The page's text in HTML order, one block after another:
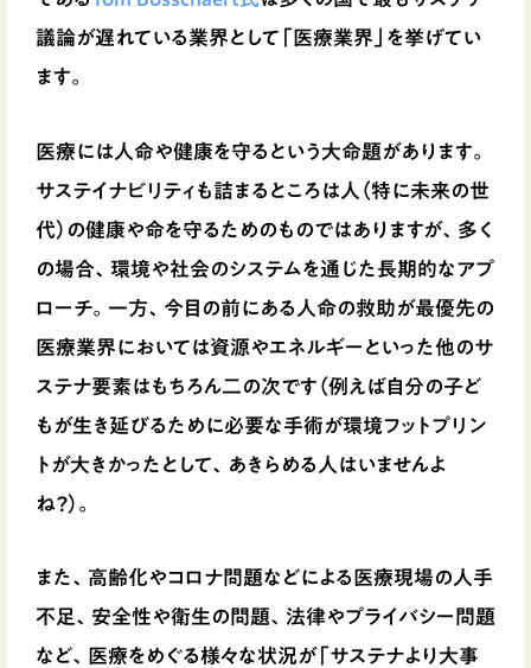
議論が遅れている業界として「医療業界」を挙げてい
ます。
医療には人命や健康を守るという大命題があります。
サステイナビリティも詰まるところは人（特に未来の世
代）の健康や命を守るためのものではありますが、多く
の場合、環境や社会のシステムを通じた長期的なアプ
ローチ。一方、今目の前にある人命の救助が最優先の
医療業界においては資源やエネルギーといった他のサ
ステナ要素はもちろん二の次です（例えば自分の子ど
もが生き延びるために必要な手術が環境フットプリン
トが大きかったとして、あきらめる人はいませんよ
ね？）。
また、高齢化やコロナ問題などによる医療現場の人手
不足、安全性や衛生の問題、法律やプライバシー問題
など、医療をめぐる様々な状況が「サステナより大事